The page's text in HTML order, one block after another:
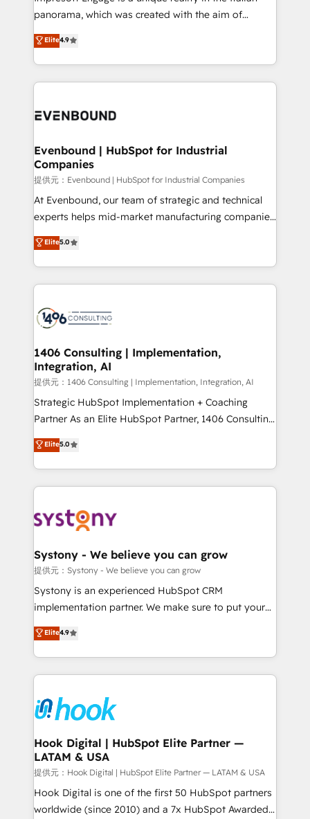
panorama, which was created with the aim of
putting Customer Experience at the center by
creating digital environments capable of integrating
people, processes and data. We offer the best
digital solutions on the market, ranging from CRM
marketing automation to online and offline sales
allowing companies to optimize processes and meet
the needs of the customer. We are part of Impresoft
Group, a group of specialized and complementary
companies that divide their offer into 4
Competence Centers: Smart Manufacturing,
The synergies generated by these integrations,
together with the combination of talents, skills,
to accompany companies on their digital
transformation journey.
Elite4.9
Evenbound | HubSpot for Industrial
Companies
提供元：Evenbound | HubSpot for Industrial Companies
At Evenbound, our team of strategic and technical
experts helps mid-market manufacturing companies
achieve real growth. We specialize in delivering
tailored solutions that drive results by leveraging
HubSpot’s platform and data to fuel success.
Technical Solutions: - HubSpot Technical Consulting -
Onboarding - Data Migration & Integrations -
Revenue Operations - Inbound Marketing -
Outbound Marketing - HubSpot CMS Website
Design & Development We empower our clients to
reach their full potential by providing transparent,
relationship-driven support. With over 300 HubSpot
technical know-how and strategic guidance you
need to succeed.
Elite5.0
1406 Consulting | Implementation,
Integration, AI
提供元：1406 Consulting | Implementation, Integration, AI
Strategic HubSpot Implementation + Coaching
Partner As an Elite HubSpot Partner, 1406 Consulting
helps mid-market revenue teams transform how
they sell, market, and serve. We don't just build your
HubSpot—we teach your team to own it, then stay
to help you keep winning. What We Do ⚙️ CRM
Data & Content 📈 Sales & Marketing Alignment +
Agent Creation 🔄 Custom Integrations & Data
Migration Why 1406 We become part of your team.
Your team learns while we build. We fix what others
broke. Built for mid-market reality—practical
constraints. By the Numbers 🏆 Top 1% of all
HubSpot partners 🔄 Top 5% globally in client
and sales ops at mid-market companies ready to
move beyond spreadsheets into unified systems
Elite5.0
Systony - We believe you can grow
提供元：Systony - We believe you can grow
Systony is an experienced HubSpot CRM
implementation partner. We make sure to put your
organization's needs and goals first and think along
with your organization. We are only satisfied once
you are too. Why Systony? - 20+ years of
experience with CRM, Marketing, Sales & Service
Own back-end developers - Complex data
migrations (e.g. Salesforce, MS Dynamics, Perfect
View, SuperOffice) - Custom integrations (e.g. MS
Business Central, Navision, AX, SAP, Exact, AFAS) We
focus on growing B2B companies in the SME sector
such as manufacturing, SaaS, business services and
wholesaler companies. As an experienced HubSpot
Elite4.9
Hook Digital | HubSpot Elite Partner —
LATAM & USA
提供元：Hook Digital | HubSpot Elite Partner — LATAM & USA
Hook Digital is one of the first 50 HubSpot partners
worldwide (since 2010) and a 7x HubSpot Awarded